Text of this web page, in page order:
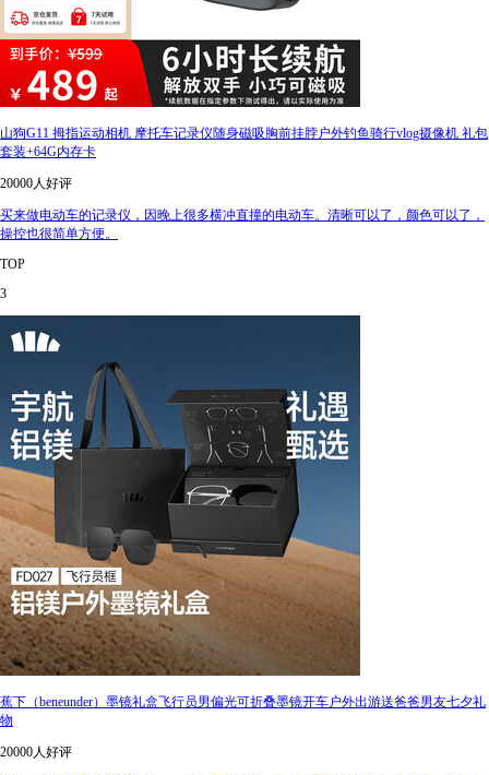
山狗G11 拇指运动相机 摩托车记录仪随身磁吸胸前挂脖户外钓鱼骑行vlog摄像机 礼包
套装+64G内存卡
20000人好评
买来做电动车的记录仪，因晚上很多横冲直撞的电动车。清晰可以了，颜色可以了，
操控也很简单方便。
TOP
3
蕉下（beneunder）墨镜礼盒飞行员男偏光可折叠墨镜开车户外出游送爸爸男友七夕礼
物
20000人好评